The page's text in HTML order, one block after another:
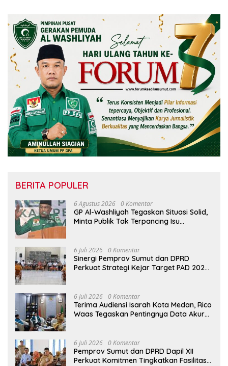
BERITA POPULER
6 Agustus 2026 0 Komentar
GP Al-Washliyah Tegaskan Situasi Solid,
Minta Publik Tak Terpancing Isu
6 Juli 2026 0 Komentar
Sinergi Pemprov Sumut dan DPRD
Perkuat Strategi Kejar Target PAD 2026
6 Juli 2026 0 Komentar
Terima Audiensi Isarah Kota Medan, Rico
Waas Tegaskan Pentingnya Data Akurat
6 Juli 2026 0 Komentar
Pemprov Sumut dan DPRD Dapil XII
Perkuat Komitmen Tingkatkan Fasilitas